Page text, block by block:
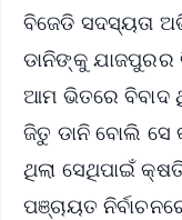
ବିଜେଡି ସଦସ୍ୟତା
ଡାନିଙ୍କୁ ଯାଜପୁରର
ଆମ ଭିତରେ ବିବାଦ
ଜିତୁ ଡାନି ବୋଲି ସେ
ଥିଲା ସେଥିପାଇଁ
ପଞ୍ଚାୟତ